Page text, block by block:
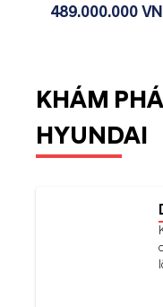
489.000.000
KHÁM
HYUNDAI